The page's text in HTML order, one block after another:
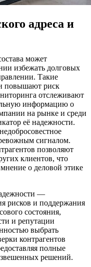
адреса и
может
избежать долговых
Такие
повышают риск
отслеживают
информацию о
на рынке и среди
её надежности.
сигналом.
позволяют
клиентов, что
о деловой этике
—
рисков и поддержания
состояния,
и репутации
выбрать
контрагентов
полные
решений.